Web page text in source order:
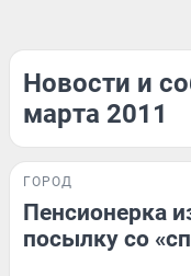
Новости и
марта 2011
ГОРОД
Пенсионерка
посылку со